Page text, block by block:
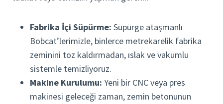
Fabrika İçi Süpürme: Süpürge ataşmanlı
Bobcat’lerimizle, binlerce metrekarelik fabrika
zeminini toz kaldırmadan, ıslak ve vakumlu
sistemle temizliyoruz.
Makine Kurulumu: Yeni bir CNC veya pres
makinesi geleceği zaman, zemin betonunun